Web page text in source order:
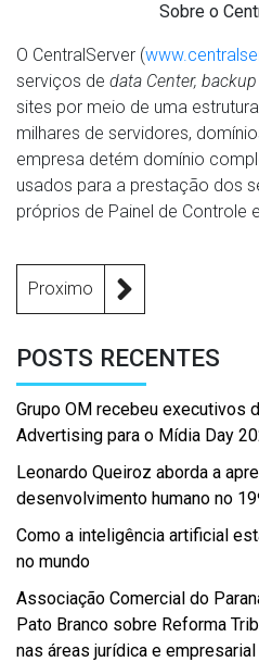
Sobre o
O CentralServer (
serviços de data Center,
sites por meio de uma
milhares de servidores,
empresa detém domínio
usados para a prestação dos
próprios de Painel de Controle
Proximo
POSTS RECENTES
Grupo OM recebeu executivos
Advertising para o Mídia Day
Leonardo Queiroz aborda a
desenvolvimento humano no
Como a inteligência artificial
no mundo
Associação Comercial do
Pato Branco sobre Reforma
nas áreas jurídica e empresarial